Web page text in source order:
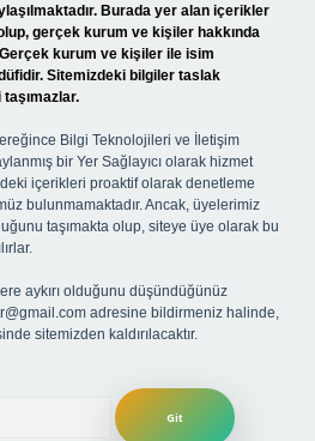
Burada yer alan içerikler
gerçek kurum ve kişiler hakkında
Gerçek kurum ve kişiler ile isim
Sitemizdeki bilgiler taslak
Bilgi Teknolojileri ve İletişim
bir Yer Sağlayıcı olarak hizmet
içerikleri proaktif olarak denetleme
bulunmamaktadır. Ancak, üyelerimiz
taşımakta olup, siteye üye olarak bu
aykırı olduğunu düşündüğünüz
adresine bildirmeniz halinde,
sitemizden kaldırılacaktır.